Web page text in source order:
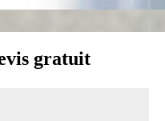
gratuit